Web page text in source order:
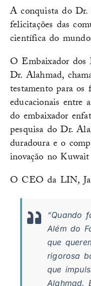
A conquista do
felicitações das
científica do
O Embaixador
Dr. Alahmad,
testamento para
educacionais entre
do embaixador
pesquisa do Dr.
duradoura e o
inovação no
O CEO da LIN,
“Quando
Além do
que
rigorosa
que
Alahmad.